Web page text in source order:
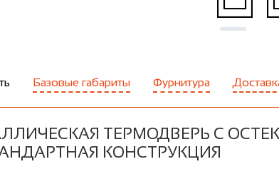
Базовые габариты Фурнитура
ТЕРМОДВЕРЬ С
КОНСТРУКЦИЯ